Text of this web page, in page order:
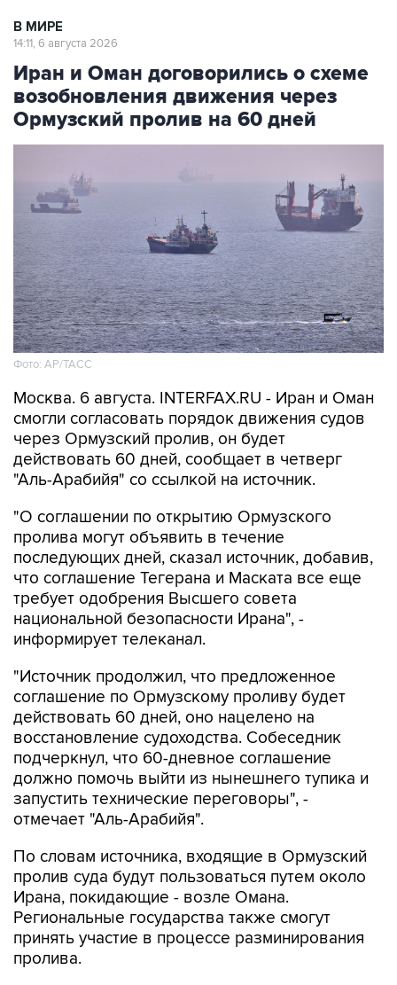
В МИРЕ
14:11, 6 августа 2026
Иран и Оман договорились о схеме
возобновления движения через
Ормузский пролив на 60 дней
Фото: AP/ТАСС
Москва. 6 августа. INTERFAX.RU - Иран и Оман
смогли согласовать порядок движения судов
через Ормузский пролив, он будет
действовать 60 дней, сообщает в четверг
"Аль-Арабийя" со ссылкой на источник.
"О соглашении по открытию Ормузского
пролива могут объявить в течение
последующих дней, сказал источник, добавив,
что соглашение Тегерана и Маската все еще
требует одобрения Высшего совета
национальной безопасности Ирана", -
информирует телеканал.
"Источник продолжил, что предложенное
соглашение по Ормузскому проливу будет
действовать 60 дней, оно нацелено на
восстановление судоходства. Собеседник
подчеркнул, что 60-дневное соглашение
должно помочь выйти из нынешнего тупика и
запустить технические переговоры", -
отмечает "Аль-Арабийя".
По словам источника, входящие в Ормузский
пролив суда будут пользоваться путем около
Ирана, покидающие - возле Омана.
Региональные государства также смогут
принять участие в процессе разминирования
пролива.